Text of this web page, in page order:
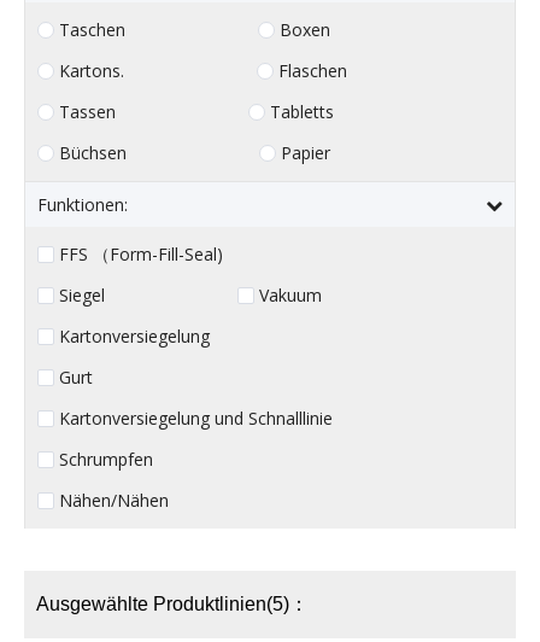
Taschen
Boxen
Kartons.
Flaschen
Tassen
Tabletts
Büchsen
Papier
Funktionen:
FFS （Form-Fill-Seal)
Siegel
Vakuum
Kartonversiegelung
Gurt
Kartonversiegelung und Schnalllinie
Schrumpfen
Nähen/Nähen
Ausgewählte Produktlinien(5)：